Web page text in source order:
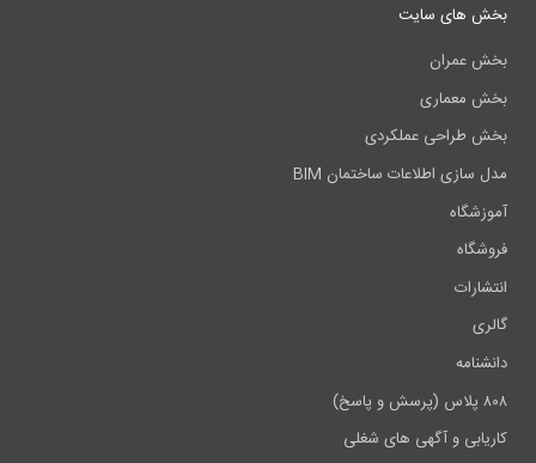
بخش های سایت
بخش عمران
بخش معماری
بخش طراحی عملکردی
مدل سازی اطلاعات ساختمان BIM
آموزشگاه
فروشگاه
انتشارات
گالری
دانشنامه
۸۰۸ پلاس (پرسش و پاسخ)
کاریابی و آگهی های شغلی